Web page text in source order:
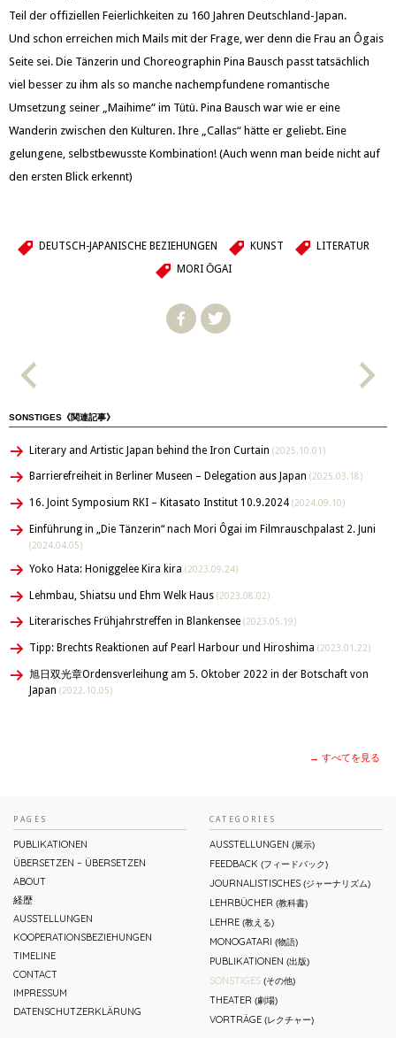
Teil der offiziellen Feierlichkeiten zu 160 Jahren Deutschland-Japan.
Und schon erreichen mich Mails mit der Frage, wer denn die Frau an Ôgais
Seite sei. Die Tänzerin und Choreographin Pina Bausch passt tatsächlich
viel besser zu ihm als so manche nachempfundene romantische
Umsetzung seiner „Maihime“ im Tütü. Pina Bausch war wie er eine
Wanderin zwischen den Kulturen. Ihre „Callas“ hätte er geliebt. Eine
gelungene, selbstbewusste Kombination! (Auch wenn man beide nicht auf
den ersten Blick erkennt)
DEUTSCH-JAPANISCHE BEZIEHUNGEN KUNST
LITERATUR
MORI ŌGAI
SONSTIGES《関連記事》
Literary and Artistic Japan behind the Iron Curtain (2025.10.01)
Barrierefreiheit in Berliner Museen – Delegation aus Japan (2025.03.18)
16. Joint Symposium RKI – Kitasato Institut 10.9.2024 (2024.09.10)
Einführung in „Die Tänzerin“ nach Mori Ôgai im Filmrauschpalast 2. Juni
(2024.04.05)
Yoko Hata: Honiggelee Kira kira (2023.09.24)
Lehmbau, Shiatsu und Ehm Welk Haus (2023.08.02)
Literarisches Frühjahrstreffen in Blankensee (2023.05.19)
Tipp: Brechts Reaktionen auf Pearl Harbour und Hiroshima (2023.01.22)
旭日双光章Ordensverleihung am 5. Oktober 2022 in der Botschaft von
Japan (2022.10.05)
→ すべてを見る
PAGES
PUBLIKATIONEN
ÜBERSETZEN – ÜBERSETZEN
ABOUT
経歴
AUSSTELLUNGEN
KOOPERATIONSBEZIEHUNGEN
TIMELINE
CONTACT
IMPRESSUM
DATENSCHUTZERKLÄRUNG
CATEGORIES
AUSSTELLUNGEN (展示)
FEEDBACK (フィードバック)
JOURNALISTISCHES(ジャーナリズム)
LEHRBÜCHER (教科書)
LEHRE(教える)
MONOGATARI (物語)
PUBLIKATIONEN (出版)
SONSTIGES(その他)
THEATER (劇場)
VORTRÄGE(レクチャー)